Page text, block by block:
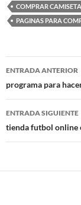
COMPRAR
PAGINAS PARA
Navegación
de
entradas
ENTRADA ANTERIOR
programa para
ENTRADA SIGUIENTE
tienda futbol online